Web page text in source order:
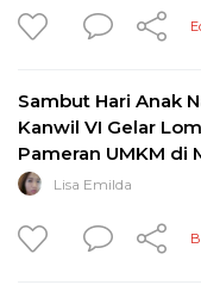
Sambut Hari Anak
Kanwil VI Gelar
Pameran UMKM di
Lisa Emilda